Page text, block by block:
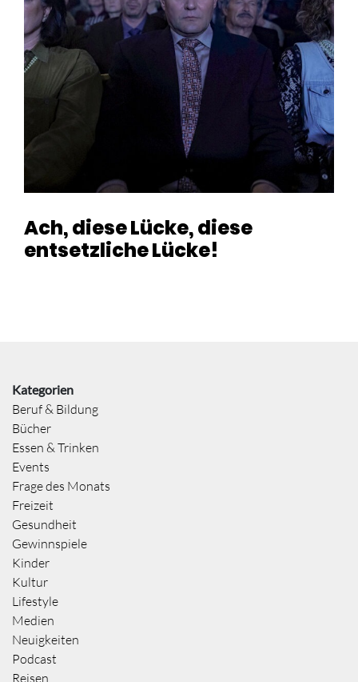
Ach, diese Lücke, diese
entsetzliche Lücke!
Kategorien
Beruf & Bildung
Bücher
Essen & Trinken
Events
Frage des Monats
Freizeit
Gesundheit
Gewinnspiele
Kinder
Kultur
Lifestyle
Medien
Neuigkeiten
Podcast
Reisen